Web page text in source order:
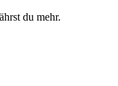
du mehr.